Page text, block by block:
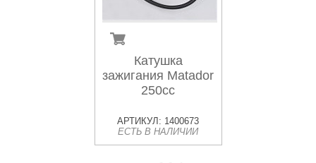
Катушка
зажигания Matador
250cc
АРТИКУЛ: 1400673
ЕСТЬ В НАЛИЧИИ